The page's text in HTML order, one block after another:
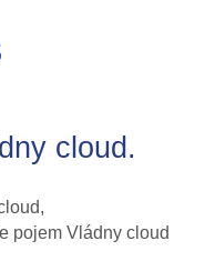
cloud.
pojem Vládny cloud